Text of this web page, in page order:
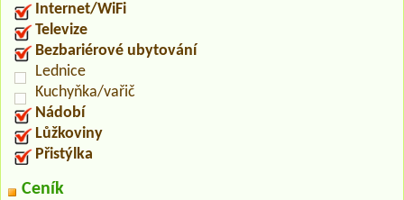
Internet/WiFi
Televize
Bezbariérové ubytování
Lednice
Kuchyňka/vařič
Nádobí
Lůžkoviny
Přistýlka
Ceník